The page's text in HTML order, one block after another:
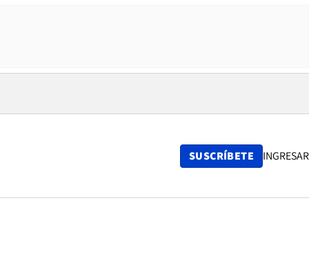
SUSCRÍBETE INGRESAR